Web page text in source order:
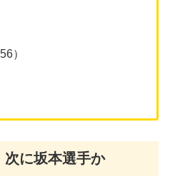
）
次に坂本選手か